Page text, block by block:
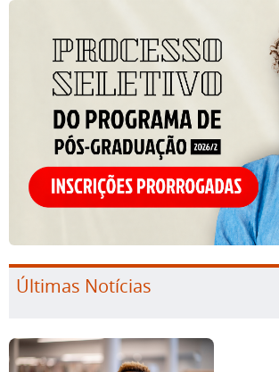
Últimas Notícias